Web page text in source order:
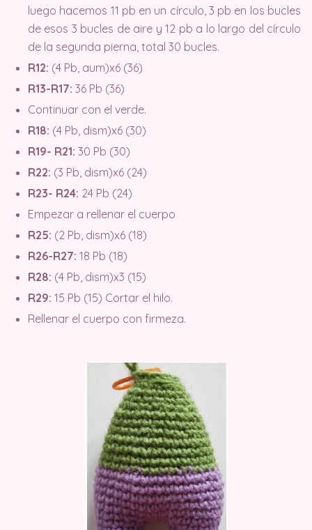
luego hacemos 11 pb en un círculo, 3 pb en los bucles
de esos 3 bucles de aire y 12 pb a lo largo del círculo
de la segunda pierna, total 30 bucles.
R12: (4 Pb, aum)x6 (36)
R13-R17: 36 Pb (36)
Continuar con el verde.
R18: (4 Pb, dism)x6 (30)
R19- R21: 30 Pb (30)
R22: (3 Pb, dism)x6 (24)
R23- R24: 24 Pb (24)
Empezar a rellenar el cuerpo
R25: (2 Pb, dism)x6 (18)
R26-R27: 18 Pb (18)
R28: (4 Pb, dism)x3 (15)
R29: 15 Pb (15) Cortar el hilo.
Rellenar el cuerpo con firmeza.